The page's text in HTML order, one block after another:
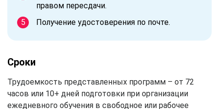
правом пересдачи.
Получение удостоверения по почте.
Сроки
Трудоемкость представленных программ – от 72
часов или 10+ дней подготовки при организации
ежедневного обучения в свободное или рабочее